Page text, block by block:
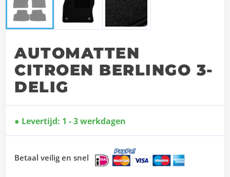
AUTOMATTEN
CITROEN BERLINGO 3-
DELIG
Levertijd: 1 - 3 werkdagen
Betaal veilig en snel